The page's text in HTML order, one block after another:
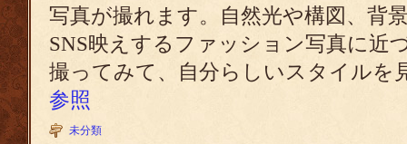
写真が撮れます。自然光や構図、背
SNS映えするファッション写真に近
撮ってみて、自分らしいスタイルを
参照
未分類